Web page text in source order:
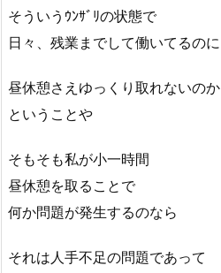
そういうｳﾝｻﾞﾘの状態で
日々、残業までして働いてるのに
昼休憩さえゆっくり取れないのか
ということや
そもそも私が小一時間
昼休憩を取ることで
何か問題が発生するのなら
それは人手不足の問題であって